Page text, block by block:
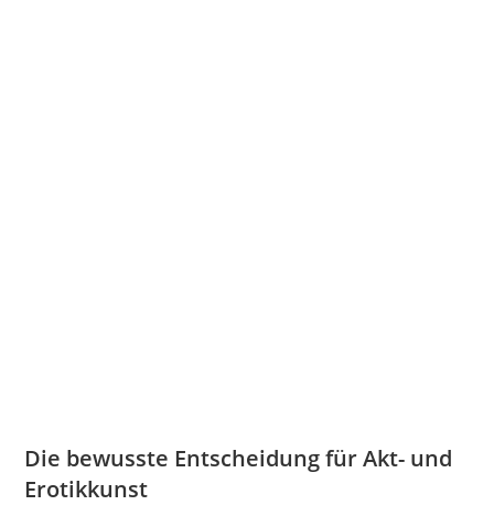
Die bewusste Entscheidung für Akt- und
Erotikkunst